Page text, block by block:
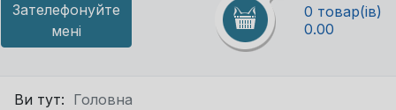
Зателефонуйте
мені
0 товар(ів)
0.00
Ви тут: Головна